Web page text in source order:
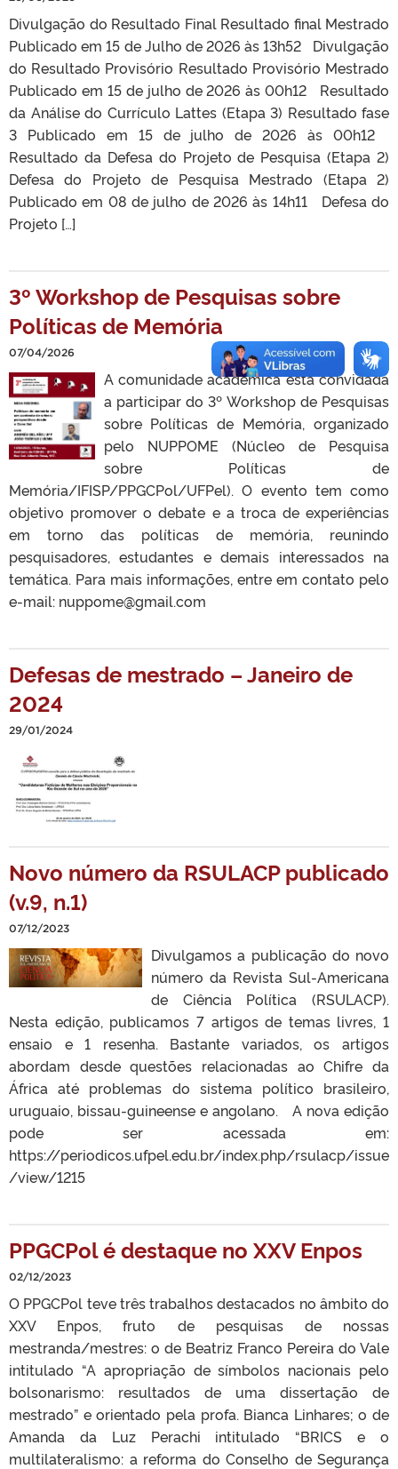
Divulgação do Resultado Final Resultado final Mestrado
Publicado em 15 de Julho de 2026 às 13h52 Divulgação
do Resultado Provisório Resultado Provisório Mestrado
Publicado em 15 de julho de 2026 às 00h12 Resultado
da Análise do Currículo Lattes (Etapa 3) Resultado fase
3 Publicado em 15 de julho de 2026 às 00h12
Resultado da Defesa do Projeto de Pesquisa (Etapa 2)
Defesa do Projeto de Pesquisa Mestrado (Etapa 2)
Publicado em 08 de julho de 2026 às 14h11 Defesa do
Projeto […]
3º Workshop de Pesquisas sobre
Políticas de Memória
07/04/2026
A comunidade acadêmica está convidada
a participar do 3º Workshop de Pesquisas
sobre Políticas de Memória, organizado
pelo NUPPOME (Núcleo de Pesquisa
sobre Políticas de
Memória/IFISP/PPGCPol/UFPel). O evento tem como
objetivo promover o debate e a troca de experiências
em torno das políticas de memória, reunindo
pesquisadores, estudantes e demais interessados na
temática. Para mais informações, entre em contato pelo
e-mail: nuppome@gmail.com
Defesas de mestrado – Janeiro de
2024
29/01/2024
Novo número da RSULACP publicado
(v.9, n.1)
07/12/2023
Divulgamos a publicação do novo
número da Revista Sul-Americana
de Ciência Política (RSULACP).
Nesta edição, publicamos 7 artigos de temas livres, 1
ensaio e 1 resenha. Bastante variados, os artigos
abordam desde questões relacionadas ao Chifre da
África até problemas do sistema político brasileiro,
uruguaio, bissau-guineense e angolano. A nova edição
pode ser acessada em:
https://periodicos.ufpel.edu.br/index.php/rsulacp/issue
/view/1215
PPGCPol é destaque no XXV Enpos
02/12/2023
O PPGCPol teve três trabalhos destacados no âmbito do
XXV Enpos, fruto de pesquisas de nossas
mestranda/mestres: o de Beatriz Franco Pereira do Vale
intitulado “A apropriação de símbolos nacionais pelo
bolsonarismo: resultados de uma dissertação de
mestrado” e orientado pela profa. Bianca Linhares; o de
Amanda da Luz Perachi intitulado “BRICS e o
multilateralismo: a reforma do Conselho de Segurança